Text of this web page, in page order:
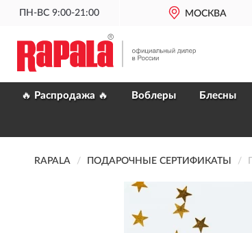
ПН-ВС 9:00-21:00 МОСКВА
🔥 Распродажа 🔥 Воблеры Блесны
RAPALA ПОДАРОЧНЫЕ СЕРТИФИКАТЫ